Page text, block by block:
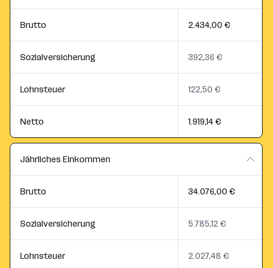
Brutto 2.434,00 €
Sozialversicherung 392,36 €
Lohnsteuer 122,50 €
Netto 1.919,14 €
Jährliches Einkommen
Brutto 34.076,00 €
Sozialversicherung 5.785,12 €
Lohnsteuer 2.027,48 €